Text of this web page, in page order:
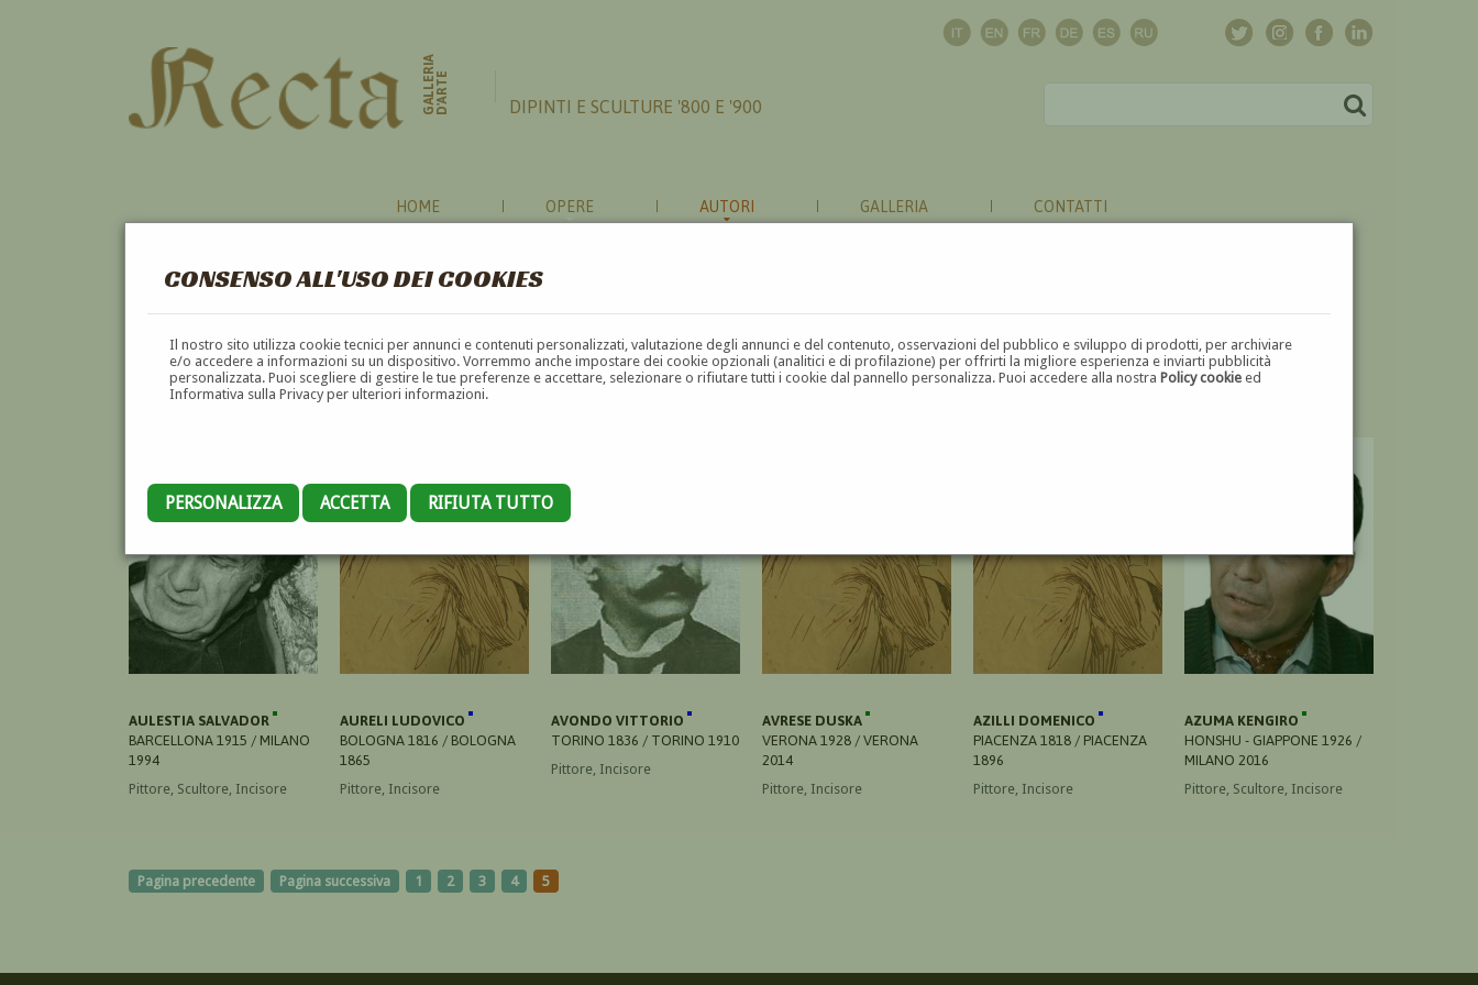
CONSENSO ALL'USO DEI COOKIES
Il nostro sito utilizza cookie tecnici per annunci e contenuti personalizzati, valutazione degli annunci e del contenuto, osservazioni del pubblico e sviluppo di prodotti, per archiviare
e/o accedere a informazioni su un dispositivo. Vorremmo anche impostare dei cookie opzionali (analitici e di profilazione) per offrirti la migliore esperienza e inviarti pubblicità
personalizzata. Puoi scegliere di gestire le tue preferenze e accettare, selezionare o rifiutare tutti i cookie dal pannello personalizza. Puoi accedere alla nostraPolicy cookie ed
Informativa sulla Privacy per ulteriori informazioni.
PERSONALIZZA ACCETTA RIFIUTA TUTTO
GALLERIAD'ARTE DIPINTI E SCULTURE '800 E '900
HOME OPERE AUTORI GALLERIA CONTATTI
INCISORI
A B C D E F G H I J K L M N O P Q R S T U V W X Y Z ⬅
AULESTIA SALVADOR
BARCELLONA 1915 / MILANO
1994
Pittore, Scultore, Incisore
AURELI LUDOVICO
BOLOGNA 1816 / BOLOGNA
1865
Pittore, Incisore
AVONDO VITTORIO
TORINO 1836 / TORINO 1910
Pittore, Incisore
AVRESE DUSKA
VERONA 1928 / VERONA
2014
Pittore, Incisore
AZILLI DOMENICO
PIACENZA 1818 / PIACENZA
1896
Pittore, Incisore
AZUMA KENGIRO
HONSHU - GIAPPONE 1926 /
MILANO 2016
Pittore, Scultore, Incisore
Pagina precedente Pagina successiva 1 2 3 4 5